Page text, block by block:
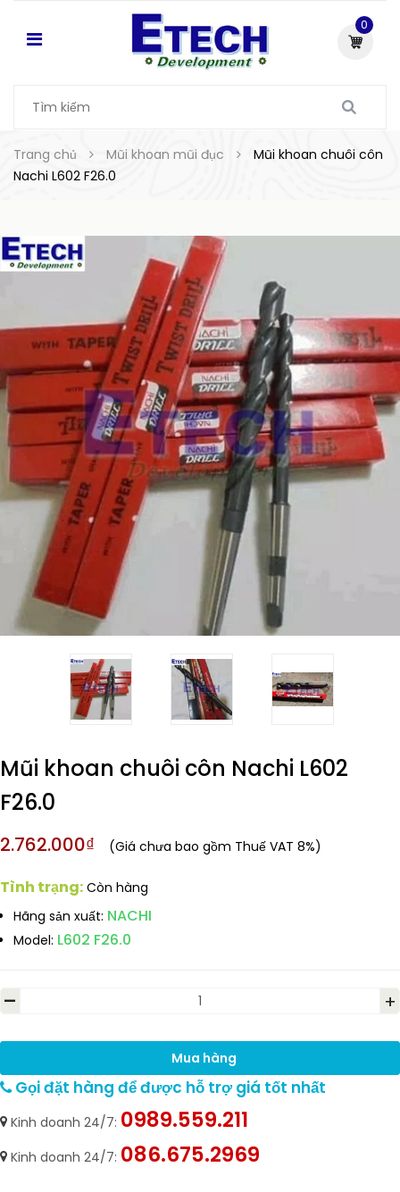
0
Trang chủ Mũi khoan mũi đục
Mũi khoan chuôi côn
Nachi L602 F26.0
Mũi khoan chuôi côn Nachi L602
F26.0
2.762.000₫ (Giá chưa bao gồm Thuế VAT 8%)
Tình trạng: Còn hàng
Hãng sản xuất: NACHI
Model: L602 F26.0
- +
Mua hàng
Gọi đặt hàng để được hỗ trợ giá tốt nhất
Kinh doanh 24/7: 0989.559.211
Kinh doanh 24/7: 086.675.2969